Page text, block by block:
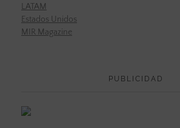
LATAM
Estados Unidos
MIR Magazine
PUBLICIDAD